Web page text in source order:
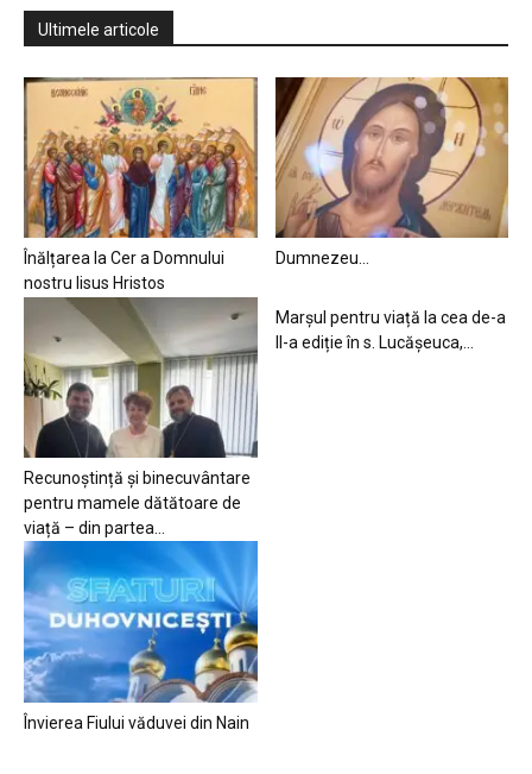
Ultimele articole
Înălțarea la Cer a Domnului
nostru Iisus Hristos
Dumnezeu…
Recunoștință și binecuvântare
pentru mamele dătătoare de
viață – din partea...
Marșul pentru viață la cea de-a
II-a ediție în s. Lucășeuca,...
Învierea Fiului văduvei din Nain